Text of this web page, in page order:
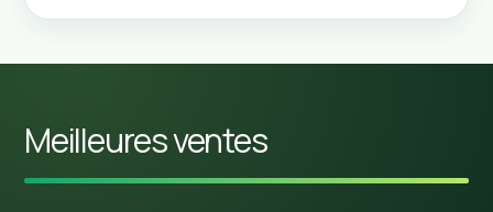
Meilleures ventes